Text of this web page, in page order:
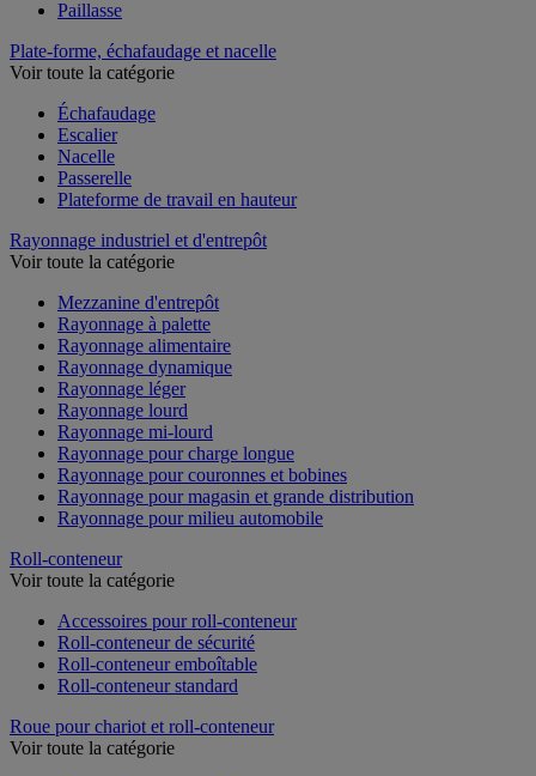
Paillasse
Plate-forme, échafaudage et nacelle
Voir toute la catégorie
Échafaudage
Escalier
Nacelle
Passerelle
Plateforme de travail en hauteur
Rayonnage industriel et d'entrepôt
Voir toute la catégorie
Mezzanine d'entrepôt
Rayonnage à palette
Rayonnage alimentaire
Rayonnage dynamique
Rayonnage léger
Rayonnage lourd
Rayonnage mi-lourd
Rayonnage pour charge longue
Rayonnage pour couronnes et bobines
Rayonnage pour magasin et grande distribution
Rayonnage pour milieu automobile
Roll-conteneur
Voir toute la catégorie
Accessoires pour roll-conteneur
Roll-conteneur de sécurité
Roll-conteneur emboîtable
Roll-conteneur standard
Roue pour chariot et roll-conteneur
Voir toute la catégorie